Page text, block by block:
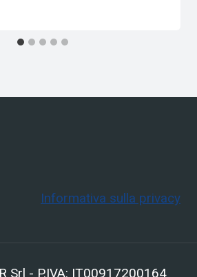
Informativa sulla privacy
Srl - P.IVA: IT00917200164